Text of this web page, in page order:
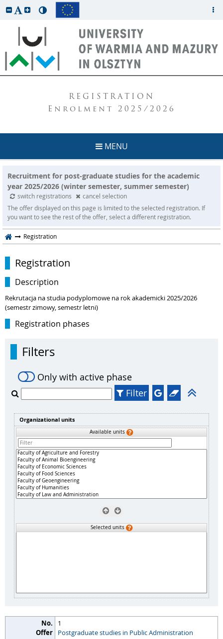
REGISTRATION
Enrolment 2025/2026
MENU
Recruitment for post-graduate studies for the academic
year 2025/2026 (winter semester, summer semester)
switch registrations
cancel selection
The offer displayed on this page is limited to the selected registration. If
you want to see the rest of the offer, select a different registration.
Registration
Registration
Description
Rekrutacja na studia podyplomowe na rok akademicki 2025/2026
(semestr zimowy, semestr letni)
Registration phases
Filters
Only with active phase
Filter
Organizational units
Available units
Selected units
1
Postgraduate studies in Public Administration